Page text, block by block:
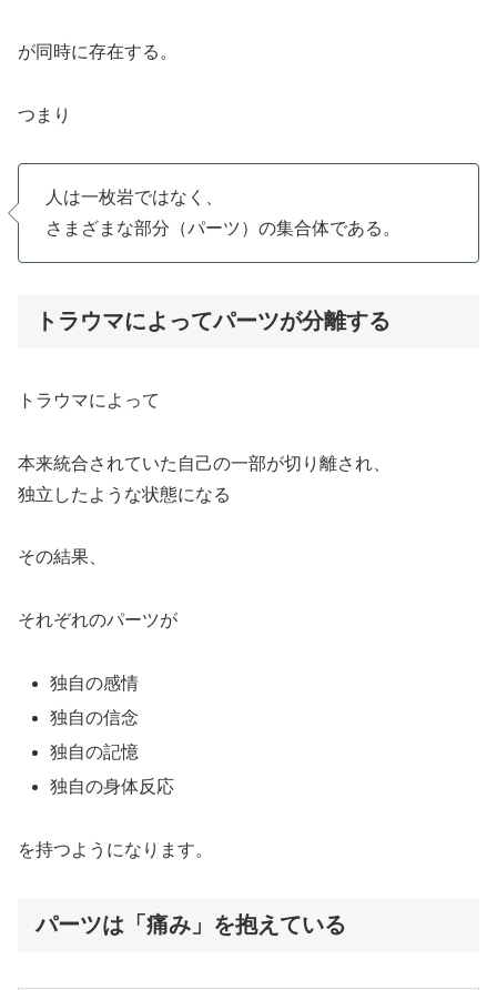
が同時に存在する。
つまり
人は一枚岩ではなく、
さまざまな部分（パーツ）の集合体である。
トラウマによってパーツが分離する
トラウマによって
本来統合されていた自己の一部が切り離され、
独立したような状態になる
その結果、
それぞれのパーツが
独自の感情
独自の信念
独自の記憶
独自の身体反応
を持つようになります。
パーツは「痛み」を抱えている